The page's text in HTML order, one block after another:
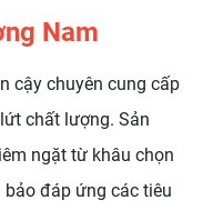
Nam
cậy chuyên cung cấp
chất lượng. Sản
ngặt từ khâu chọn
đáp ứng các tiêu